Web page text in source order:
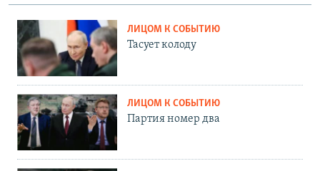
ЛИЦОМ К СОБЫТИЮ
Тасует колоду
ЛИЦОМ К СОБЫТИЮ
Партия номер два